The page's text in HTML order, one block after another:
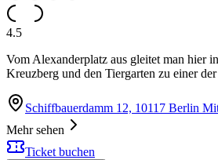
4.5
Vom Alexanderplatz aus gleitet man hier
Kreuzberg und den Tiergarten zu einer
Schiffbauerdamm 12, 10117 Berlin
Mehr sehen
Ticket buchen